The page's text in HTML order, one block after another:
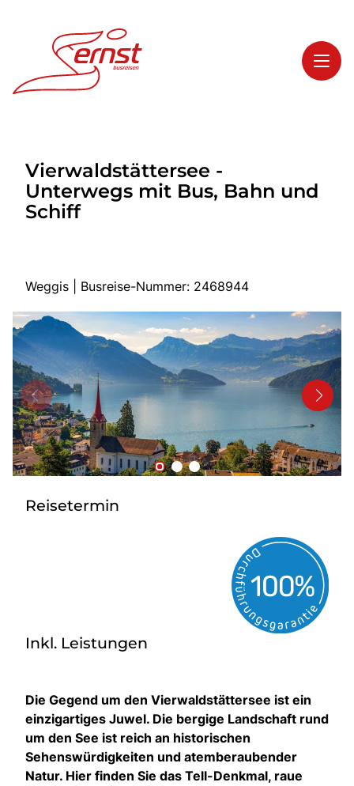
Highlights
Service
Busreisen
Bus mieten
Kontakt
Vierwaldstättersee -
Unterwegs mit Bus, Bahn und
Schiff
Weggis | Busreise-Nummer: 2468944
Reisetermin
Inkl. Leistungen
Die Gegend um den Vierwaldstättersee ist ein
einzigartiges Juwel. Die bergige Landschaft rund
um den See ist reich an historischen
Sehenswürdigkeiten und atemberaubender
Natur. Hier finden Sie das Tell-Denkmal, raue